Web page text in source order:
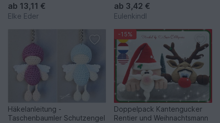
ab 13,11 €
Elke Eder
ab 3,42 €
Eulenkindl
Häkelanleitung -
Taschenbaumler Schutzengel
-15%
Doppelpack Kantengucker
Rentier und Weihnachtsmann